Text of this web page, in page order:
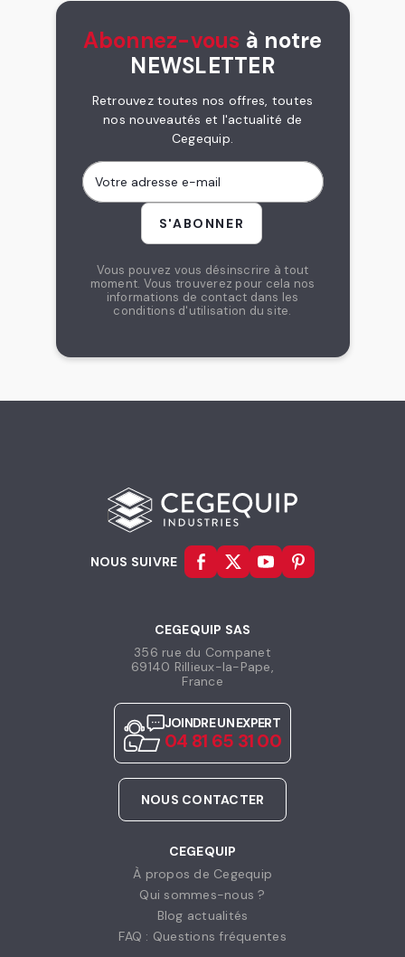
Abonnez-vous à notre
NEWSLETTER
Retrouvez toutes nos offres, toutes
nos nouveautés et l'actualité de
Cegequip.
Vous pouvez vous désinscrire à tout
moment. Vous trouverez pour cela nos
informations de contact dans les
conditions d'utilisation du site.
NOUS SUIVRE
CEGEQUIP SAS
356 rue du Companet
69140 Rillieux-la-Pape,
France
JOINDRE UN EXPERT
04 81 65 31 00
NOUS CONTACTER
CEGEQUIP
À propos de Cegequip
Qui sommes-nous ?
Blog actualités
FAQ : Questions fréquentes